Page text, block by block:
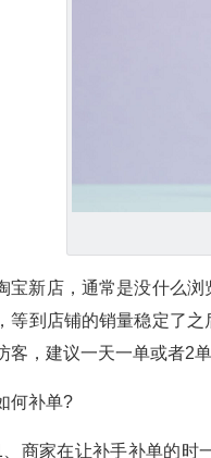
宝新店，通常是没什么
等到店铺的销量稳定了
客，建议一天一单或者2
何补单?
、商家在让补手补单的时